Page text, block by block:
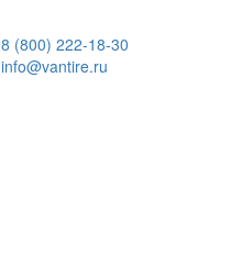
8 (800) 222-18-30
info@vantire.ru